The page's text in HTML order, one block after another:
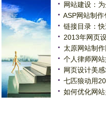
网站建设：
ASP网站制
链接目录：
2013年网页
太原网站制
个人律师网
网页设计美
七匹狼动用
如何优化网